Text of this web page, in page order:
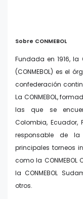
Sobre CONMEBOL
Fundada en 1916,
(CONMEBOL) es el
confederación
La CONMEBOL,
las que se
Colombia, Ecuador,
responsable de
principales torneos
como la CONMEBOL
la CONMEBOL
otros.